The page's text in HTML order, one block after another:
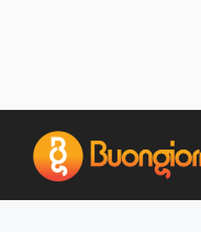
contenuto